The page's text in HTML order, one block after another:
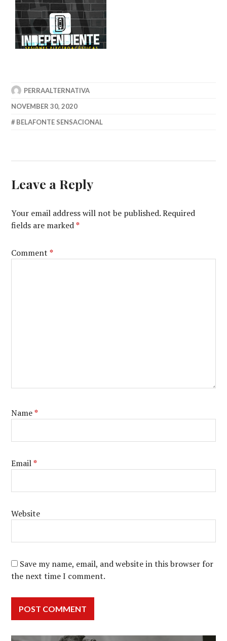
PERRAALTERNATIVA
NOVEMBER 30, 2020
BELAFONTE SENSACIONAL
Leave a Reply
Your email address will not be published. Required
fields are marked*
Comment*
Name*
Email*
Website
Save my name, email, and website in this browser for
the next time I comment.